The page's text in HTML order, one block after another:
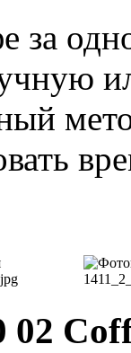
за
02